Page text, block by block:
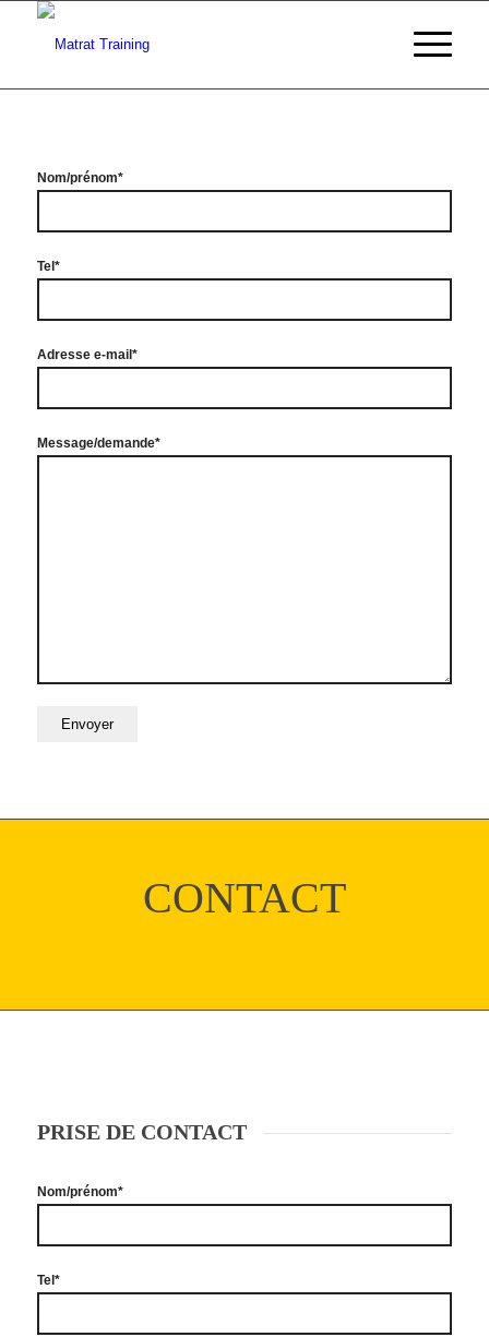
Nom/prénom*
Tel*
Adresse e-mail*
Message/demande*
CONTACT
PRISE DE CONTACT
Nom/prénom*
Tel*